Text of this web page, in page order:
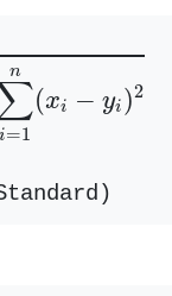
n
i=1
(xi − yi)2
=1n(xi−yi